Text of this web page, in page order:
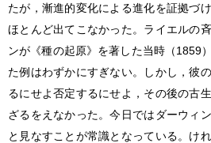
たが，漸進的変化による進化を証拠づ
ほとんど出てこなかった。ライエルの
ンが《種の起原》を著した当時（1859
た例はわずかにすぎない。しかし，彼
るにせよ否定するにせよ，その後の古
ざるをえなかった。今日ではダーウィ
と見なすことが常識となっている。け